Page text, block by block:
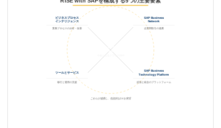
SAP S/4HANA
Cloud
中核となるクラウドERP
ビジネスプロセス
インテリジェンス
業務プロセスの分析・改善
SAP Business
Network
企業間取引の連携
ツールとサービス
移行と運用の支援
SAP Business
Technology Platform
拡張と統合のプラットフォーム
これらが連携し、包括的なDXを実現